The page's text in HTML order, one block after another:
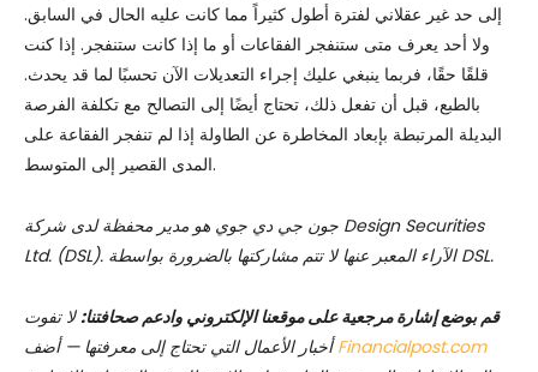
إلى حد غير عقلاني لفترة أطول كثيراً مما كانت عليه الحال في السابق.
ولا أحد يعرف متى ستنفجر الفقاعات أو ما إذا كانت ستنفجر. إذا كنت
قلقًا حقًا، فربما ينبغي عليك إجراء التعديلات الآن تحسبًا لما قد يحدث.
بالطبع، قبل أن تفعل ذلك، تحتاج أيضًا إلى التصالح مع تكلفة الفرصة
البديلة المرتبطة بإبعاد المخاطرة عن الطاولة إذا لم تنفجر الفقاعة على
المدى القصير إلى المتوسط.
جون جي دي جوي هو مدير محفظة لدى شركة Design Securities
Ltd. (DSL). الآراء المعبر عنها لا تتم مشاركتها بالضرورة بواسطة DSL.
قم بوضع إشارة مرجعية على موقعنا الإلكتروني وادعم صحافتنا: لا تفوت
أخبار الأعمال التي تحتاج إلى معرفتها — أضفFinancialpost.com